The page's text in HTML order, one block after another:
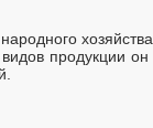
продукции